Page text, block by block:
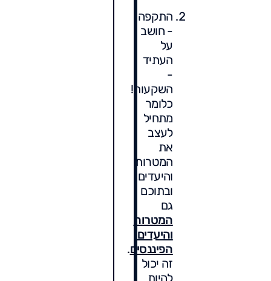
התקפה
- חושב
על
העתיד
-
השקעות!
כלומר
מתחיל
לעצב
את
המטרות
והיעדים
ובתוכם
גם
המטרות
והיעדים
הפיננסים.
זה יכול
להיות